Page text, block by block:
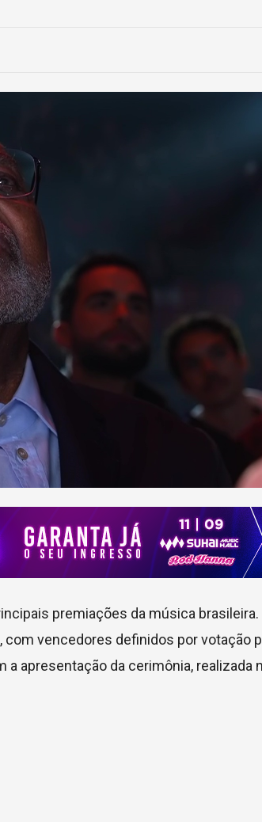
premiações da música brasileira.
vencedores definidos por votação
apresentação da cerimônia, realizada